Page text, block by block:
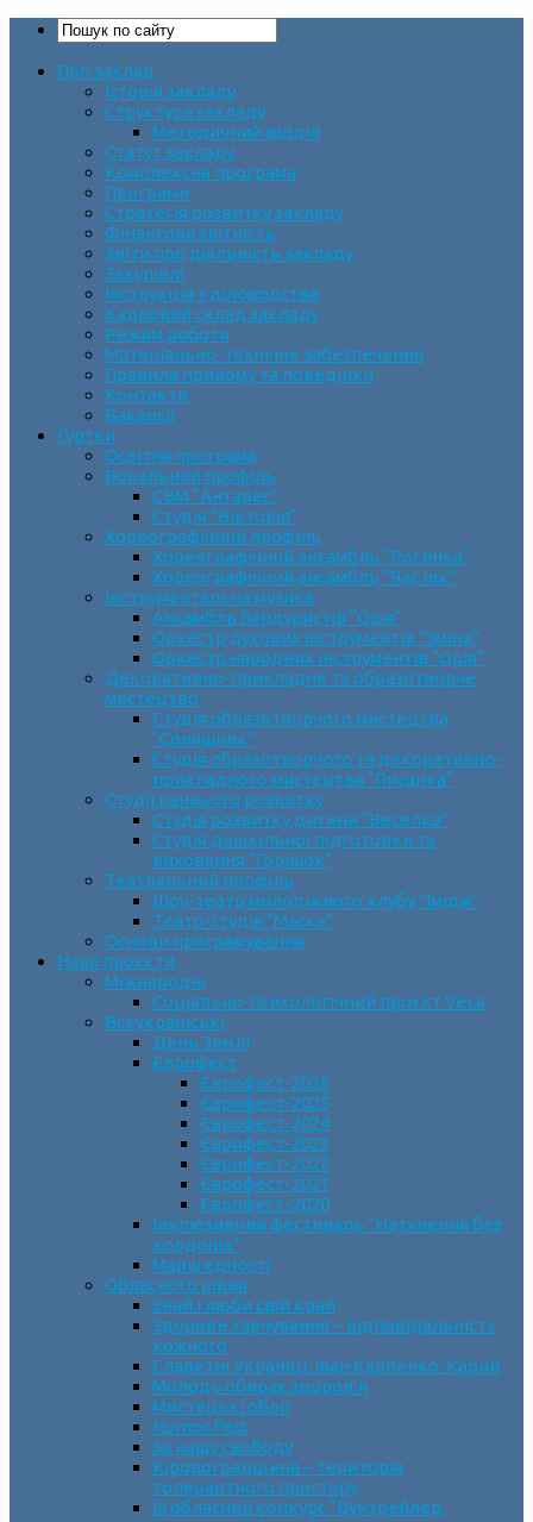
Про заклад
Історія закладу
Структура закладу
Методичний відділ
Статут закладу
Комплексна програма
Програми
Стратегія розвитку закладу
Фінансова звітність
Звіти про діяльність закладу
Закупівлі
Інструкція з діловодства
Кадровий склад закладу
Режим роботи
Матеріально-технічне забезпечення
Правила прийому та поведінки
Контакти
Вакансії
Гуртки
Освітня програма
Вокальний профіль
СВМ “Антарес”
Студія “Вікторія”
Хореографічний профіль
Хореографічний ансамбль “Росинка”
Хореографічний ансамбль “Час пік”
Інструментальна музика
Ансамбль бандуристів “Орія”
Оркестр духових інструментів “Зміна”
Оркестр народних інструментів “Орія”
Декоративно-прикладне та образотворче
мистецтво
Cтудія образотворчого мистецтва
“Соняшник”
Студія образотворчого та декоративно-
прикладного мистецтва “Писанка”
Студії раннього розвитку
Студія розвитку дитини “Веселка”
Студія дошкільної підготовки та
виховання “Горішок”
Театральний профіль
Шоу-театр молодіжного клубу “Імідж”
Театр-студія “Маска”
Основи програмування
Наші проєкти
Міжнародні
Соціально-психологічний проєкт VeLa
Всеукраїнські
День Землі
Єврофест
Єврофест-2026
Єврофест-2025
Єврофест-2024
Єврофест-2023
Єврофест-2022
Єврофест-2021
Єврофест-2020
Інклюзивний фестиваль “Натхнення без
кордонів”
Марш єдності
Обласного рівня
Знай і люби свій край
Здорове харчування – відповідальність
кожного
Славетні Українці. Іван Карпенко-Карий
Молодь обирає здоров’я
Мистецькі обрії
Humor Fest
За нашу свободу
Кіровоградщина – територія
толерантного простору
ІII обласний конкурс “Буктрейлер.